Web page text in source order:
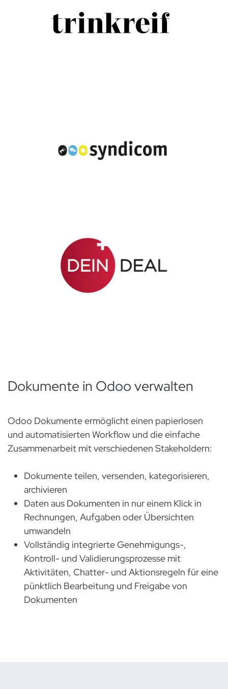
Dokumente in Odoo verwalten
Odoo Dokumente ermöglicht einen papierlosen
und automatisierten Workflow und die einfache
Zusammenarbeit mit verschiedenen Stakeholdern:
Dokumente teilen, versenden, kategorisieren,
archivieren
Daten aus Dokumenten in nur einem Klick in
Rechnungen, Aufgaben oder Übersichten
umwandeln
Vollständig integrierte Genehmigungs-,
Kontroll- und Validierungsprozesse mit
Aktivitäten, Chatter- und Aktionsregeln für eine
pünktlich Bearbeitung und Freigabe von
Dokumenten